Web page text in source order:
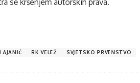
AJANIĆ RK VELEŽ SVJETSKO PRVENSTVO